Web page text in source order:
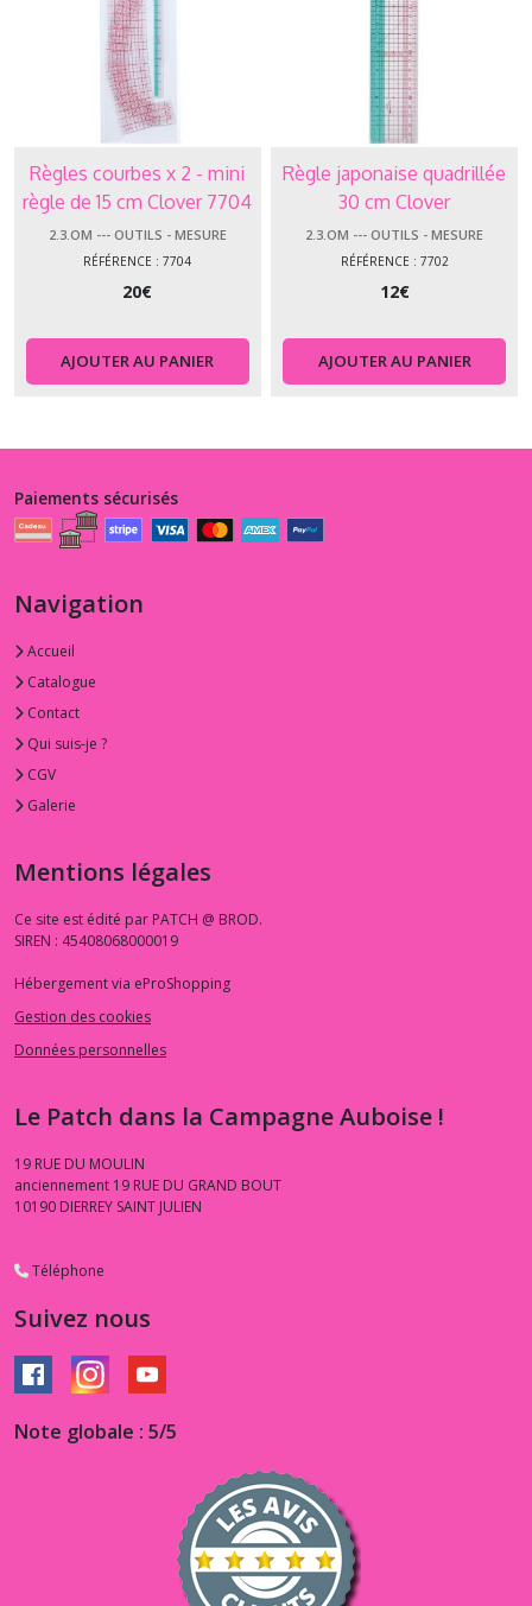
Règles courbes x 2 - mini
règle de 15 cm Clover 7704
2.3.OM --- OUTILS - MESURE
RÉFÉRENCE : 7704
20€
AJOUTER AU PANIER
Règle japonaise quadrillée
30 cm Clover
2.3.OM --- OUTILS - MESURE
RÉFÉRENCE : 7702
12€
AJOUTER AU PANIER
Paiements sécurisés
Navigation
Accueil
Catalogue
Contact
Qui suis-je ?
CGV
Galerie
Mentions légales
Ce site est édité par PATCH @ BROD.
SIREN : 45408068000019
Hébergement via eProShopping
Gestion des cookies
Données personnelles
Le Patch dans la Campagne Auboise !
19 RUE DU MOULIN
anciennement 19 RUE DU GRAND BOUT
10190 DIERREY SAINT JULIEN
Téléphone
Suivez nous
Note globale : 5/5